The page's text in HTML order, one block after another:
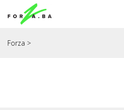
Forza >